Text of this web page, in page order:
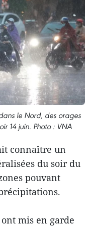
le Nord, des orages
14 juin. Photo : VNA
connaître un
du soir du
pouvant
mis en garde